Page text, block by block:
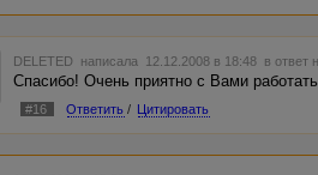
DELETED написала 12.12.2008 в 18:48 в ответ
Спасибо! Очень приятно с Вами
#16 Ответить / Цитировать